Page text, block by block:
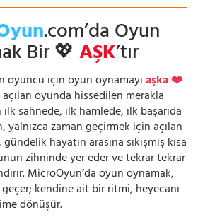
.com’da Oyun
Bir 💖AŞK’tır
oyuncu için oyun oynamayıaşka ❤️
oyunda hissedilen merakla
sahnede, ilk hamlede, ilk başarıda
yalnızca zaman geçirmek için açılan
hayatın arasına sıkışmış kısa
zihninde yer eder ve tekrar tekrar
MicroOyun’da oyun oynamak,
kendine ait bir ritmi, heyecanı
dönüşür.